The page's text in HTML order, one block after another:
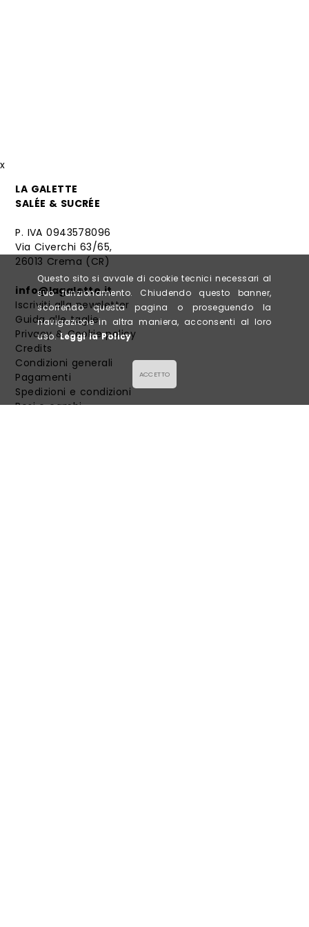
x
LA GALETTE
SALÉE & SUCRÉE
P. IVA 0943578096
Via Civerchi 63/65,
26013 Crema (CR)
info@lagalette.it
Iscriviti alla newsletter
Guida alle taglie
Privacy & Cookie policy
Credits
Condizioni generali
Pagamenti
Spedizioni e condizioni
Resi e cambi
Questo sito si avvale di cookie tecnici necessari al
suo funzionamento. Chiudendo questo banner,
scorrendo questa pagina o proseguendo la
navigazione in altra maniera, acconsenti al loro
uso.Leggi la Policy
ACCETTO